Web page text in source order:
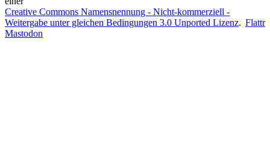
Creative Commons Namensnennung - Nicht-kommerziell -
Weitergabe unter gleichen Bedingungen 3.0 Unported Lizenz. Flattr
Mastodon